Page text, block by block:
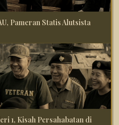
Pameran Statis Alutsista
1, Kisah Persahabatan di